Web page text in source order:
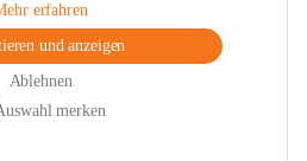
erfahren
und anzeigen
Ablehnen
merken